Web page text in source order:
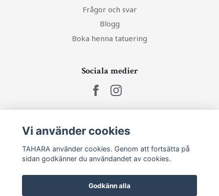
Frågor och svar
Blogg
Boka henna tatuering
Sociala medier
Ta del av senaste nytt och unika erbjudanden!
Prenumerera
Vi använder cookies
TAHARA använder cookies. Genom att fortsätta på
sidan godkänner du användandet av cookies.
Godkänn alla